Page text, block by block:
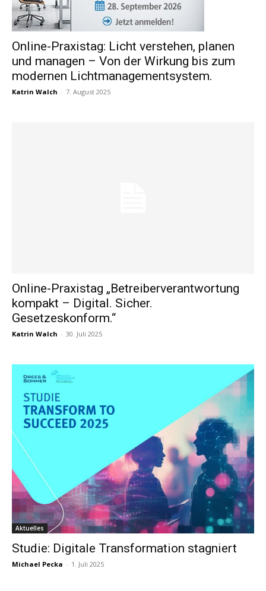
Online-Praxistag: Licht verstehen, planen
und managen – Von der Wirkung bis zum
modernen Lichtmanagementsystem.
Katrin Walch - 7. August 2025
Online-Praxistag „Betreiberverantwortung
kompakt – Digital. Sicher.
Gesetzeskonform.“
Katrin Walch - 30. Juli 2025
Aktuelles
Studie: Digitale Transformation stagniert
Michael Pecka - 1. Juli 2025